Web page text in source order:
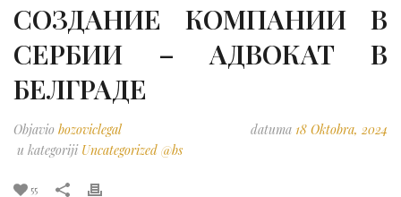
СОЗДАНИЕ КОМПАНИИ В
СЕРБИИ – АДВОКАТ В
БЕЛГРАДЕ
Objavio bozoviclegal datuma 18 Oktobra, 2024
u kategoriji Uncategorized @bs
55